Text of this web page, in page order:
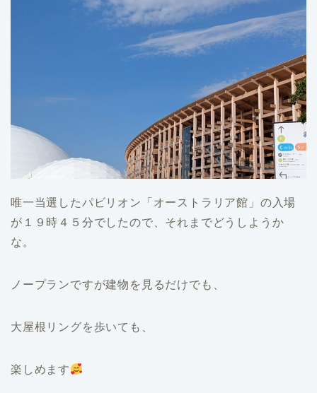
唯一当選したパビリオン「オーストラリア館」の入場
が１９時４５分でしたので、それまでどうしようか
な。
ノープランですが建物を見るだけでも、
大屋根リングを歩いても、
楽しめます